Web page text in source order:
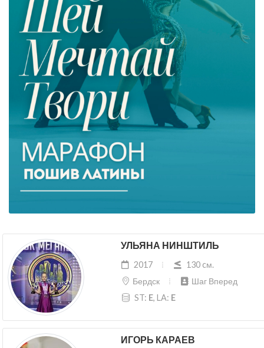
УЛЬЯНА НИНШТИЛЬ
2017
130 cм.
Бердск
Шаг Вперед
ST: E, LA: E
ИГОРЬ КАРАЕВ